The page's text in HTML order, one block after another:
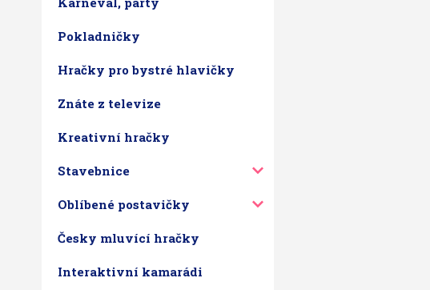
Pokladničky
Hračky pro bystré hlavičky
Znáte z televize
Kreativní hračky
Stavebnice
Oblíbené postavičky
Česky mluvící hračky
Interaktivní kamarádi